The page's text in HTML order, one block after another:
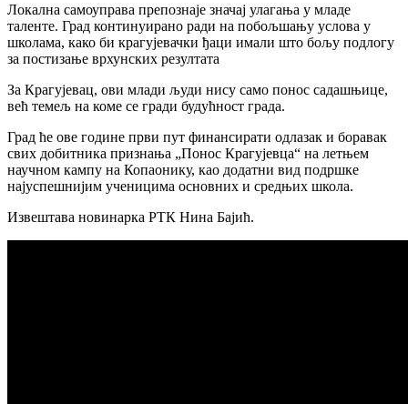
Локална самоуправа препознаје значај улагања у младе
таленте. Град континуирано ради на побољшању услова у
школама, како би крагујевачки ђаци имали што бољу подлогу
за постизање врхунских резултата
За Крагујевац, ови млади људи нису само понoс садашњице,
већ темељ на коме се гради будућност града.
Град ће ове године први пут финансирати одлазак и боравак
свих добитника признања „Понос Крагујевца“ на летњем
научном кампу на Копаонику, као додатни вид подршке
најуспешнијим ученицима основних и средњих школа.
Извештава новинарка РТК Нина Бајић.